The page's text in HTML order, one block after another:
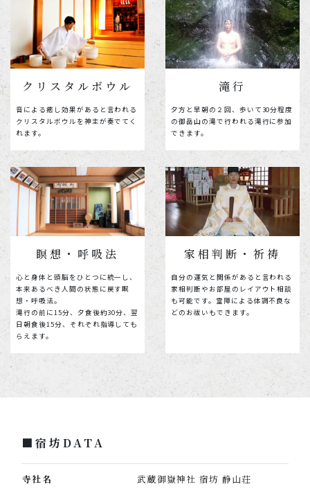
クリスタルボウル
音による癒し効果があると言われる
クリスタルボウルを神主が奏でてく
れます。
滝行
夕方と早朝の２回、歩いて30分程度
の御岳山の滝で行われる滝行に参加
できます。
瞑想・呼吸法
心と身体と頭脳をひとつに統一し、
本来あるべき人間の状態に戻す瞑
想・呼吸法。
滝行の前に15分、夕食後約30分、翌
日朝食後15分、それぞれ指導しても
らえます。
家相判断・祈祷
自分の運気と関係があると言われる
家相判断やお部屋のレイアウト相談
も可能です。霊障による体調不良な
どのお祓いもできます。
■宿坊DATA
寺社名 武蔵御嶽神社 宿坊 静山荘